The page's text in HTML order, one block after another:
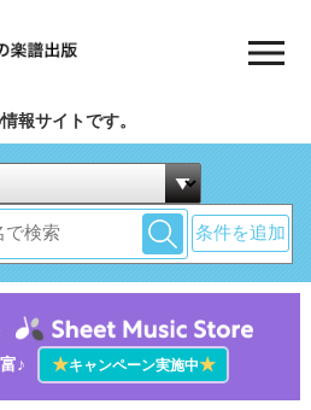
報サイトです。
条件を追加
♪
★キャンペーン実施中★